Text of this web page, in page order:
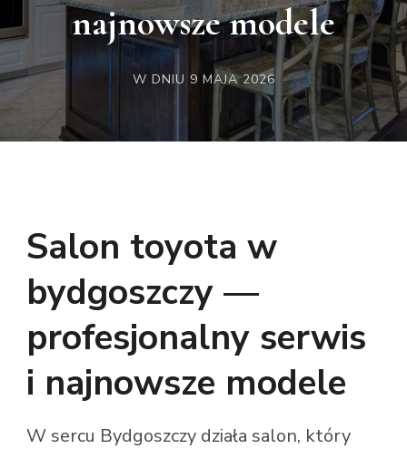
najnowsze modele
W DNIU 9 MAJA 2026
Salon toyota w
bydgoszczy —
profesjonalny serwis
i najnowsze modele
W sercu Bydgoszczy działa salon, który